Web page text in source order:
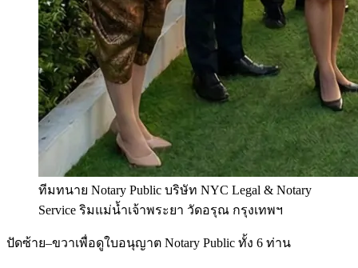
ทีมทนาย Notary Public บริษัท NYC Legal & Notary
Service ริมแม่น้ำเจ้าพระยา วัดอรุณ กรุงเทพฯ
ปัดซ้าย–ขวาเพื่อดูใบอนุญาต Notary Public ทั้ง 6 ท่าน